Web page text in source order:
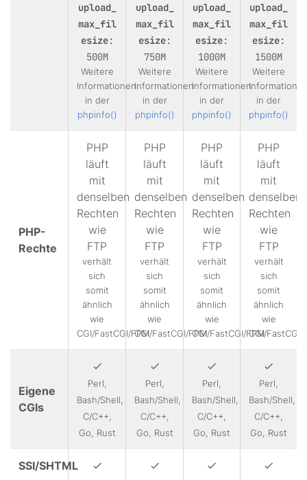
upload_
max_fil
esize:
500M
Weitere
Informationen
in der
phpinfo()
upload_
max_fil
esize:
750M
Weitere
Informationen
in der
phpinfo()
upload_
max_fil
esize:
1000M
Weitere
Informationen
in der
phpinfo()
upload_
max_fil
esize:
1500M
Weitere
in der
phpinfo()
PHP-
Rechte
PHP
läuft
mit
denselben
Rechten
wie
FTP
verhält
sich
somit
ähnlich
wie
CGI/FastCGI/FPM
PHP
läuft
mit
denselben
Rechten
wie
FTP
verhält
sich
somit
ähnlich
wie
CGI/FastCGI/FPM
PHP
läuft
mit
denselben
Rechten
wie
FTP
verhält
sich
somit
ähnlich
wie
CGI/FastCGI/FPM
PHP
läuft
mit
denselben
Rechten
wie
FTP
verhält
sich
somit
ähnlich
wie
CGI/FastCGI/
Eigene
CGIs
Perl,
Bash/Shell,
C/C++,
Go, Rust
Perl,
Bash/Shell,
C/C++,
Go, Rust
Perl,
Bash/Shell,
C/C++,
Go, Rust
Perl,
Bash/Shell,
C/C++,
Go, Rust
SSI/SHTML